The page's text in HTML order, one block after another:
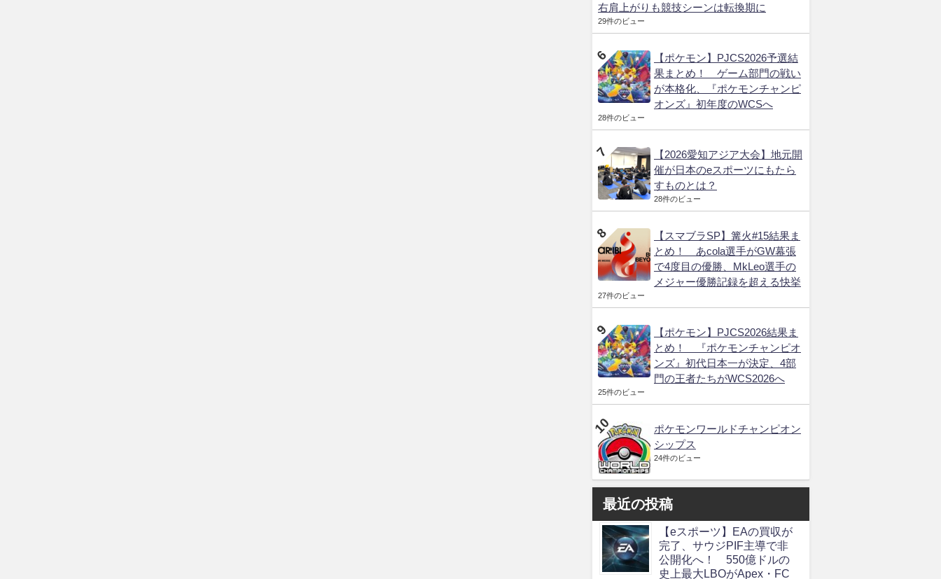
右肩上がりも競技シーンは転換期に
29件のビュー
【ポケモン】PJCS2026予選結
果まとめ！ ゲーム部門の戦い
が本格化、『ポケモンチャンピ
オンズ』初年度のWCSへ
28件のビュー
【2026愛知アジア大会】地元開
催が日本のeスポーツにもたら
すものとは？
28件のビュー
【スマブラSP】篝火#15結果ま
とめ！ あcola選手がGW幕張
で4度目の優勝、MkLeo選手の
メジャー優勝記録を超える快挙
27件のビュー
【ポケモン】PJCS2026結果ま
とめ！ 『ポケモンチャンピオ
ンズ』初代日本一が決定、4部
門の王者たちがWCS2026へ
25件のビュー
ポケモンワールドチャンピオン
シップス
24件のビュー
最近の投稿
【eスポーツ】EAの買収が
完了、サウジPIF主導で非
公開化へ！ 550億ドルの
史上最大LBOがApex・FC